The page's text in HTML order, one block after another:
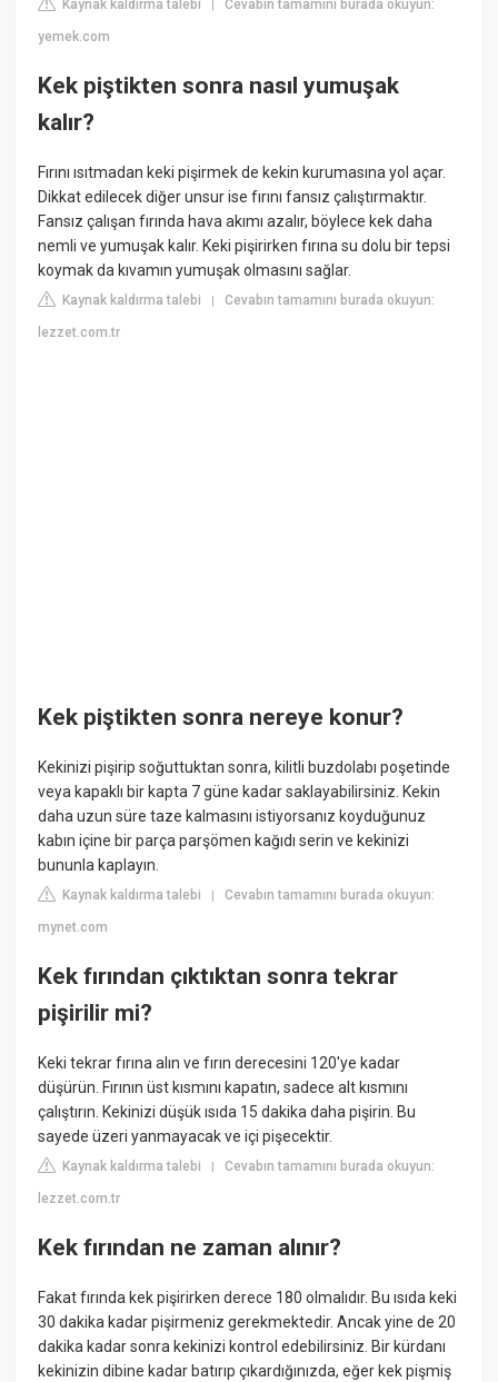
Kaynak kaldırma talebi |Cevabın tamamını burada okuyun:
yemek.com
Kek piştikten sonra nasıl yumuşak
kalır?
Fırını ısıtmadan keki pişirmek de kekin kurumasına yol açar.
Dikkat edilecek diğer unsur ise fırını fansız çalıştırmaktır.
Fansız çalışan fırında hava akımı azalır, böylece kek daha
nemli ve yumuşak kalır. Keki pişirirken fırına su dolu bir tepsi
koymak da kıvamın yumuşak olmasını sağlar.
Kaynak kaldırma talebi |Cevabın tamamını burada okuyun:
lezzet.com.tr
Kek piştikten sonra nereye konur?
Kekinizi pişirip soğuttuktan sonra, kilitli buzdolabı poşetinde
veya kapaklı bir kapta 7 güne kadar saklayabilirsiniz. Kekin
daha uzun süre taze kalmasını istiyorsanız koyduğunuz
kabın içine bir parça parşömen kağıdı serin ve kekinizi
bununla kaplayın.
Kaynak kaldırma talebi |Cevabın tamamını burada okuyun:
mynet.com
Kek fırından çıktıktan sonra tekrar
pişirilir mi?
Keki tekrar fırına alın ve fırın derecesini 120'ye kadar
düşürün. Fırının üst kısmını kapatın, sadece alt kısmını
çalıştırın. Kekinizi düşük ısıda 15 dakika daha pişirin. Bu
sayede üzeri yanmayacak ve içi pişecektir.
Kaynak kaldırma talebi |Cevabın tamamını burada okuyun:
lezzet.com.tr
Kek fırından ne zaman alınır?
Fakat fırında kek pişirirken derece 180 olmalıdır. Bu ısıda keki
30 dakika kadar pişirmeniz gerekmektedir. Ancak yine de 20
dakika kadar sonra kekinizi kontrol edebilirsiniz. Bir kürdanı
kekinizin dibine kadar batırıp çıkardığınızda, eğer kek pişmiş